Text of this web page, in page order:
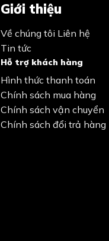
Giới thiệu
Về chúng tôi Liên hệ
Tin tức
Hỗ trợ khách hàng
Hình thức thanh toán
Chính sách mua hàng
Chính sách vận chuyển
Chính sách đổi trả hàng